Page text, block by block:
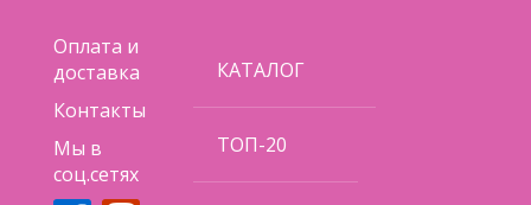
Оплата и
доставка
Контакты
Мы в
соц.сетях
КАТАЛОГ
ТОП-20